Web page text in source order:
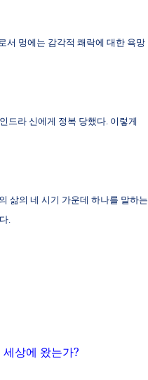
서 멍에는 감각적 쾌락에 대한 욕망
드라 신에게 정복 당했다. 이렇게
삶의 네 시기 가운데 하나를 말하는
.
상에 왔는가?